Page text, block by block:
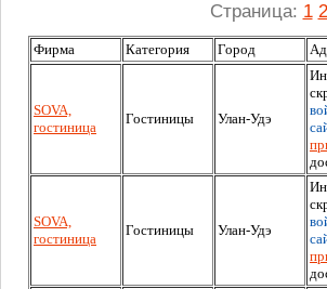
Страница: 1 2
Фирма Категория Город
SOVA,
гостиница
Гостиницы Улан-Удэ
SOVA,
гостиница
Гостиницы Улан-Удэ